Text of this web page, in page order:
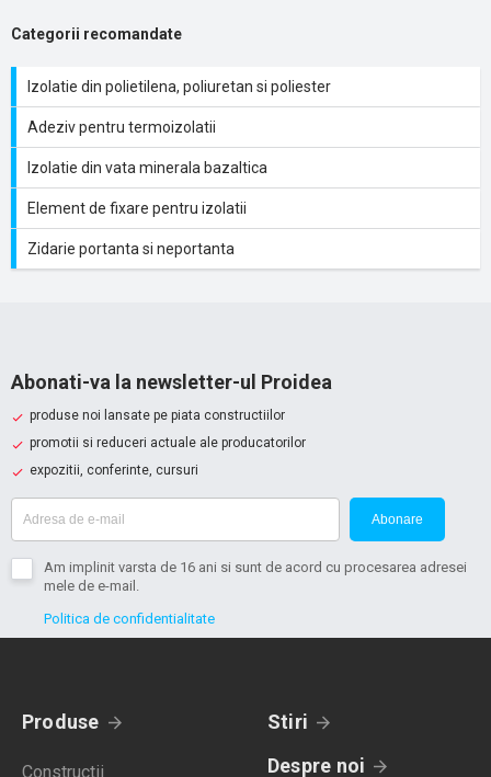
Categorii recomandate
Izolatie din polietilena, poliuretan si poliester
Adeziv pentru termoizolatii
Izolatie din vata minerala bazaltica
Element de fixare pentru izolatii
Zidarie portanta si neportanta
Abonati-va la newsletter-ul Proidea
produse noi lansate pe piata constructiilor
promotii si reduceri actuale ale producatorilor
expozitii, conferinte, cursuri
Abonare
Am implinit varsta de 16 ani si sunt de acord cu procesarea adresei
mele de e-mail.
Politica de confidentialitate
Produse
Constructii
Stiri
Despre noi